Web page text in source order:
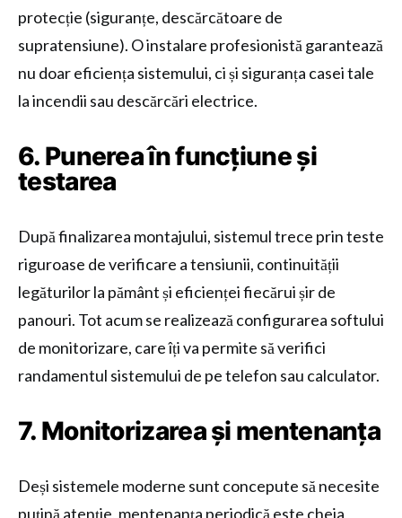
protecție (siguranțe, descărcătoare de
supratensiune). O instalare profesionistă garantează
nu doar eficiența sistemului, ci și siguranța casei tale
la incendii sau descărcări electrice.
6. Punerea în funcțiune și
testarea
După finalizarea montajului, sistemul trece prin teste
riguroase de verificare a tensiunii, continuității
legăturilor la pământ și eficienței fiecărui șir de
panouri. Tot acum se realizează configurarea softului
de monitorizare, care îți va permite să verifici
randamentul sistemului de pe telefon sau calculator.
7. Monitorizarea și mentenanța
Deși sistemele moderne sunt concepute să necesite
puțină atenție, mentenanța periodică este cheia